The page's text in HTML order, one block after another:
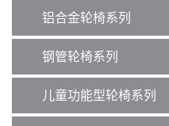
铝合金轮椅系列
钢管轮椅系列
儿童功能型轮椅系列